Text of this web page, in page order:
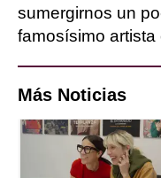
sumergirnos un
famosísimo artista
Más Noticias